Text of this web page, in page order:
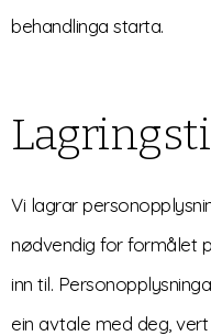
behandlinga starta.
Vi lagrar
nødvendig for formålet
inn til.
ein avtale med deg,